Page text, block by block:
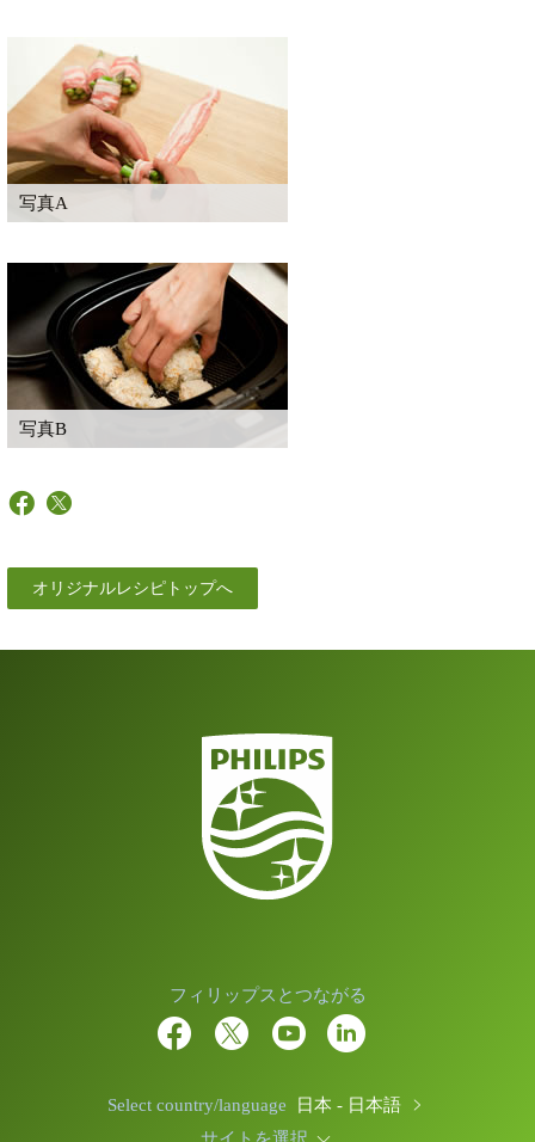
写真A
写真B
オリジナルレシピトップへ
フィリップスとつながる
Select country/language
日本 - 日本語
サイトを選択